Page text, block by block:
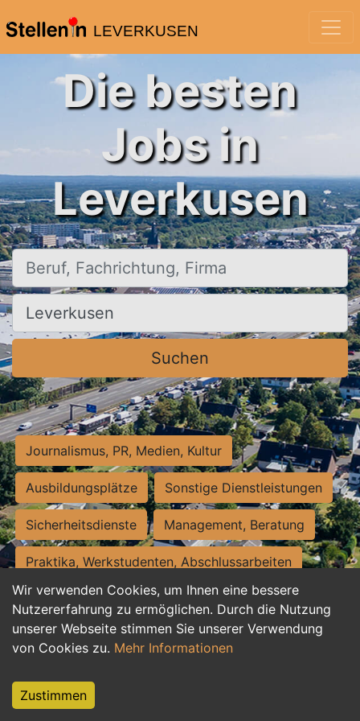
LEVERKUSEN
Wir verwenden Cookies, um Ihnen eine bessere
Nutzererfahrung zu ermöglichen. Durch die Nutzung
unserer Webseite stimmen Sie unserer Verwendung
von Cookies zu. Mehr Informationen
Zustimmen
Die besten
Jobs in
Leverkusen
Beruf, Fachrichtung, Firma
Ort, Stadt
Suchen
Journalismus, PR, Medien, Kultur
Ausbildungsplätze Sonstige Dienstleistungen
Sicherheitsdienste Management, Beratung
Praktika, Werkstudenten, Abschlussarbeiten
Personalwesen Assistenz, Sekretariat
Hilfskräfte, Aushilfs- und Nebenjobs
Weiterbildung, Studium, duale Ausbildung